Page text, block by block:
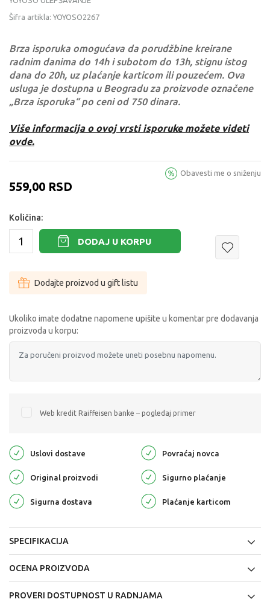
Šifra artikla: YOYOSO2267
Brza isporuka omogućava da porudžbine kreirane
radnim danima do 14h i subotom do 13h, stignu istog
dana do 20h, uz plaćanje karticom ili pouzećem. Ova
usluga je dostupna u Beogradu za proizvode označene
„Brza isporuka“ po ceni od 750 dinara.
Više informacija o ovoj vrsti isporuke možete videti
ovde.
559,00 RSD
Obavesti me o sniženju
Količina:
DODAJ U KORPU
Dodajte proizvod u gift listu
Ukoliko imate dodatne napomene upišite u komentar pre dodavanja
proizvoda u korpu:
Web kredit Raiffeisen banke – pogledaj primer
Uslovi dostave Povraćaj novca
Original proizvodi Sigurno plaćanje
Sigurna dostava Plaćanje karticom
SPECIFIKACIJA
OCENA PROIZVODA
PROVERI DOSTUPNOST U RADNJAMA